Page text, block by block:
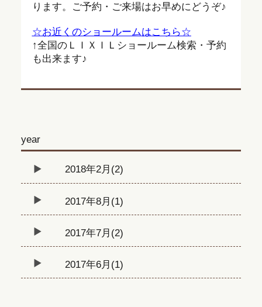
ります。ご予約・ご来場はお早めにどうぞ♪
☆お近くのショールームはこちら☆
↑全国のＬＩＸＩＬショールーム検索・予約
も出来ます♪
year
2018年2月(2)
2017年8月(1)
2017年7月(2)
2017年6月(1)